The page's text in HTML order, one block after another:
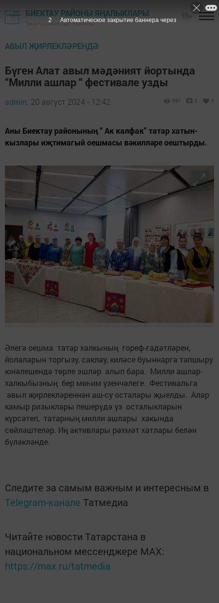
БИЕКТАУ РАЙОНЫ ЯҢАЛЫКЛАРЫ
"Биектау хәбәрләре" газетасы
АВЫЛ ҖИРЛЕКЛӘРЕНДӘ
Бүген Алат авыл мәдәният йортында
“Милли ашлар “ фестивале узды
admin, 20 август 2024 - 12:42 591 0 0
Аны Биектау районының “ Ак калфак” татар хатын-
кызлары иҗтимагый оешмасы вәкилләре оештырды.
Әлегә оешма татар халкының гореф-гадәтләрен,
йолаларын торгызу, саклау, киләсе буыннарга тапшыру
юнәлешендә төрле эшләр алып бара. Милли ашлар-
халкыбызның бер мөһим үзенчәлеге. Фестивальга
авыл җирлекләреннән аш-су осталары җыелды. Алар
камыр ризыклары пешерүдә үз осталыкларын
күрсәтеп, татарның милли ашлары хакында
сөйләштеләр. Иң активлары рәхмәт хатлары белән
бүләкләнде.
Следите за самым важным и интересным в
Telegram-канале Татмедиа
Читайте новости Татарстана в
национальном мессенджере MАХ:
https://max.ru/tatmedia
1 Автоматическое закрытие баннера через